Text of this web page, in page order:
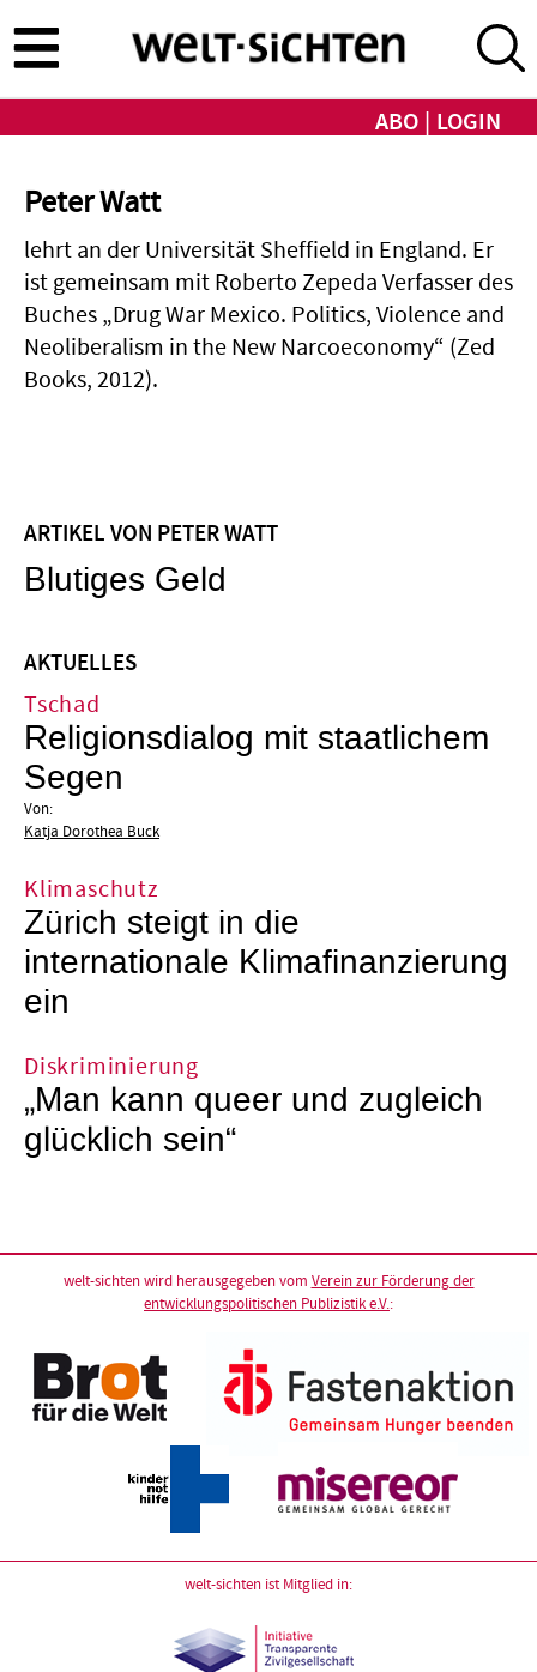
zum
Inhalt
ABO LOGIN
Peter Watt
lehrt an der Universität Sheffield in England. Er
ist gemeinsam mit Roberto Zepeda Verfasser des
Buches „Drug War Mexico. Politics, Violence and
Neoliberalism in the New Narcoeconomy“ (Zed
Books, 2012).
ARTIKEL VON PETER WATT
Blutiges Geld
AKTUELLES
Tschad
Religionsdialog mit staatlichem
Segen
Von:
Katja Dorothea Buck
Klimaschutz
Zürich steigt in die
internationale Klimafinanzierung
ein
Diskriminierung
„Man kann queer und zugleich
glücklich sein“
welt-sichten wird herausgegeben vom Verein zur Förderung der
entwicklungspolitischen Publizistik e.V.:
welt-sichten ist Mitglied in: